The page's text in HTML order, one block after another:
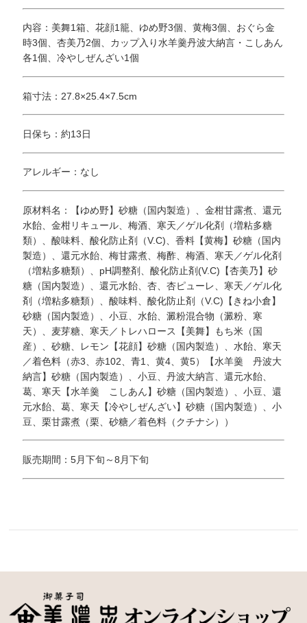
内容：美舞1箱、花顔1籠、ゆめ野3個、黄梅3個、おぐら金
時3個、杏美乃2個、カップ入り水羊羹丹波大納言・こしあん
各1個、冷やしぜんざい1個
箱寸法：27.8×25.4×7.5cm
日保ち：約13日
アレルギー：なし
原材料名：【ゆめ野】砂糖（国内製造）、金柑甘露煮、還元
水飴、金柑リキュール、梅酒、寒天／ゲル化剤（増粘多糖
類）、酸味料、酸化防止剤（V.C)、香料【黄梅】砂糖（国内
製造）、還元水飴、梅甘露煮、梅酢、梅酒、寒天／ゲル化剤
（増粘多糖類）、pH調整剤、酸化防止剤(V.C)【杏美乃】砂
糖（国内製造）、還元水飴、杏、杏ピューレ、寒天／ゲル化
剤（増粘多糖類）、酸味料、酸化防止剤（V.C)【きね小倉】
砂糖（国内製造）、小豆、水飴、澱粉混合物（澱粉、寒
天）、麦芽糖、寒天／トレハロース【美舞】もち米（国
産）、砂糖、レモン【花顔】砂糖（国内製造）、水飴、寒天
／着色料（赤3、赤102、青1、黄4、黄5）【水羊羹 丹波大
納言】砂糖（国内製造）、小豆、丹波大納言、還元水飴、
葛、寒天【水羊羹 こしあん】砂糖（国内製造）、小豆、還
元水飴、葛、寒天【冷やしぜんざい】砂糖（国内製造）、小
豆、栗甘露煮（栗、砂糖／着色料（クチナシ））
販売期間：5月下旬～8月下旬